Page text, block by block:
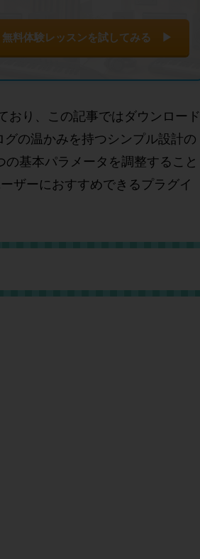
無料体験レッスンを試してみる ▶
おり、この記事ではダウンロード
の温かみを持つシンプル設計の
基本パラメータを調整すること
ザーにおすすめできるプラグイ